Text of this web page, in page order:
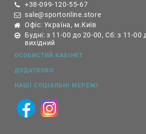
+38-099-120-55-67
sale@sportonline.store
Офіс: Україна, м.Київ
Будні: з 11-00 до 20-00, Сб: з 11-00
вихідний
ОСОБИСТИЙ КАБІНЕТ
ДОДАТКОВО
НАШІ СОЦІАЛЬНІ МЕРЕЖІ